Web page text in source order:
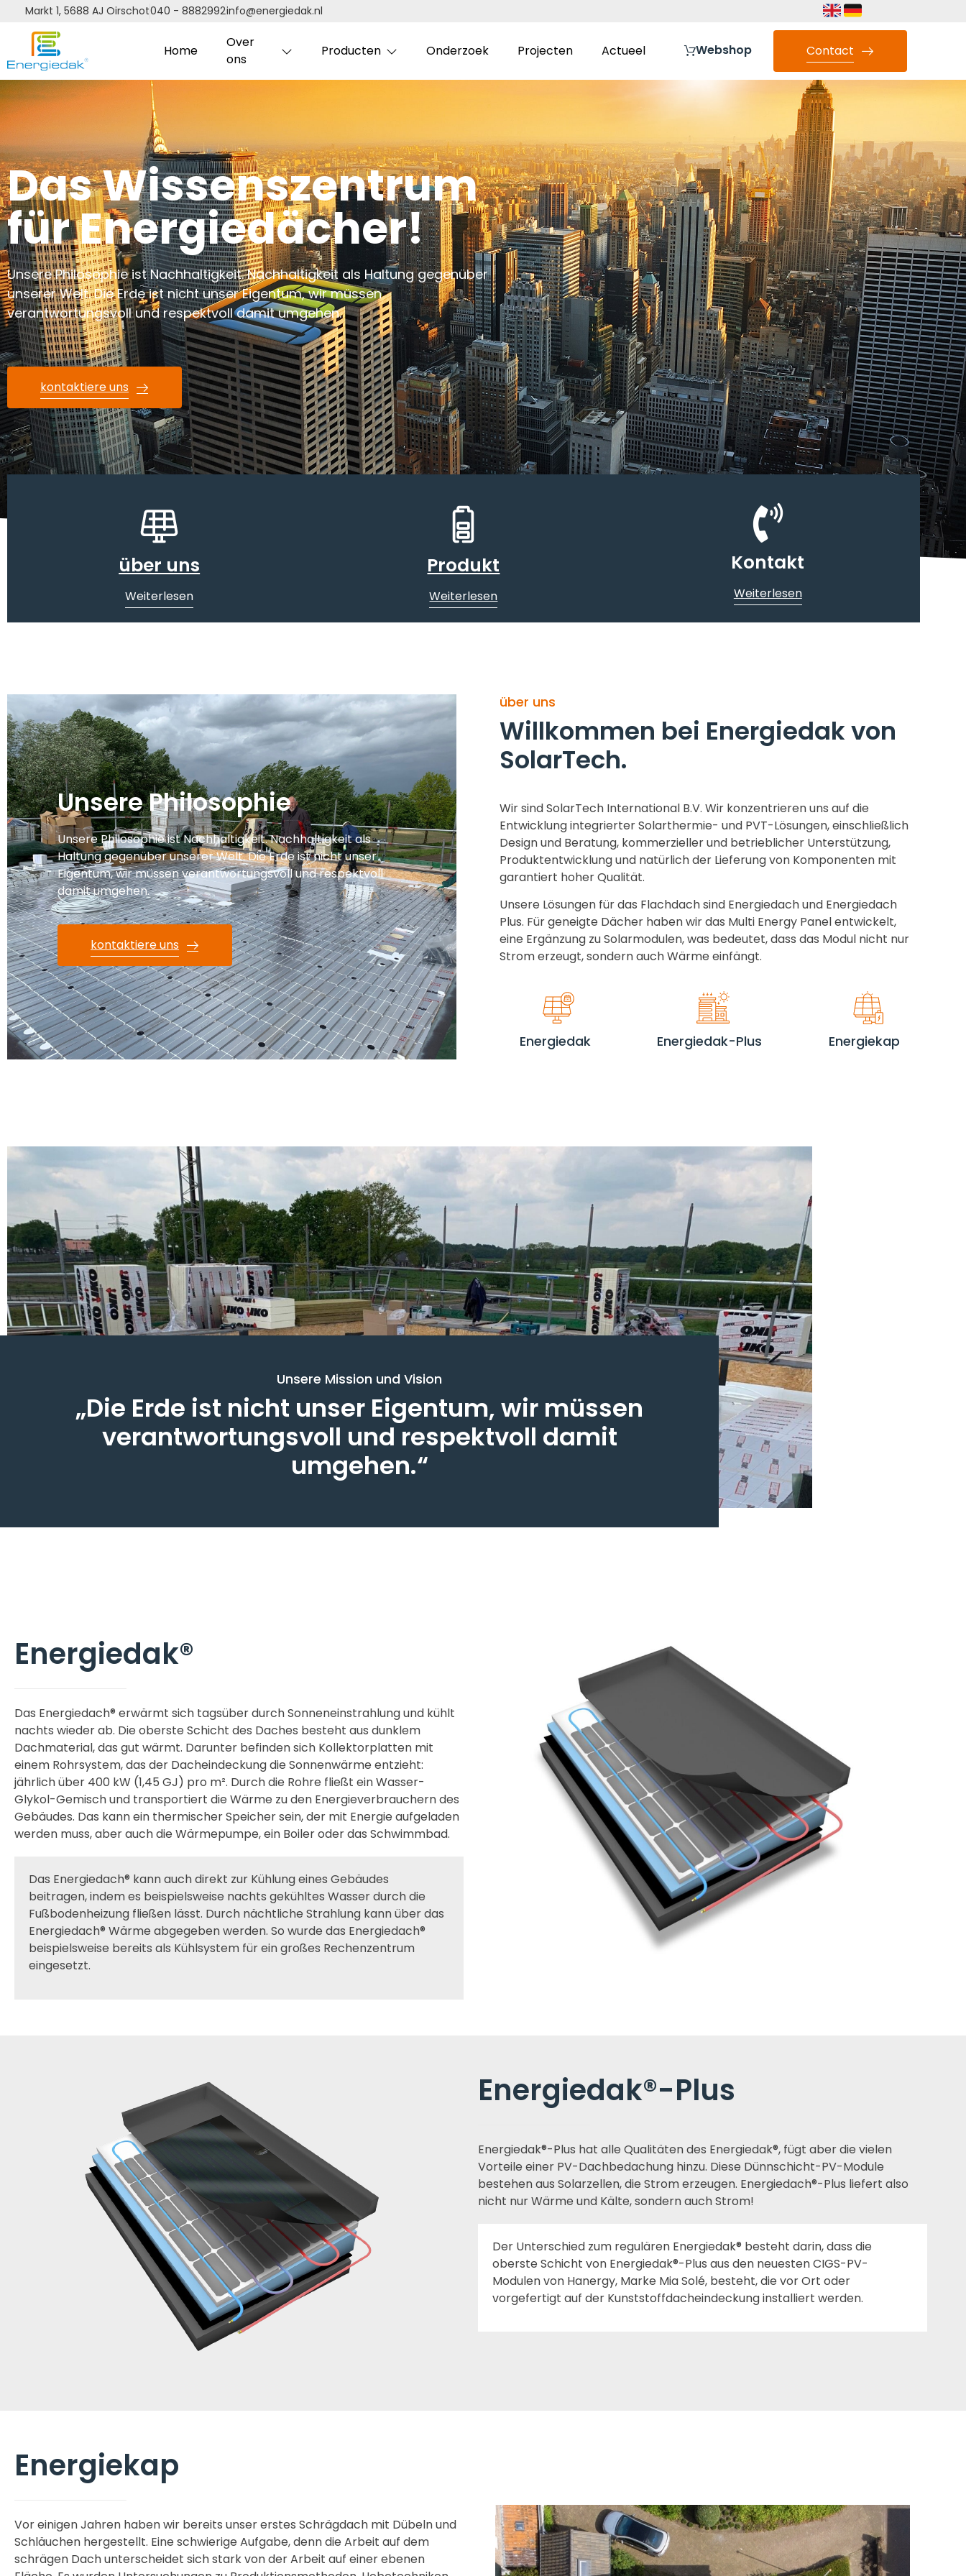
Markt 1, 5688 AJ Oirschot040 - 8882992info@energiedak.nl
Home
Over
ons
Producten Onderzoek Projecten Actueel Webshop Contact
Das Wissenszentrum
für Energiedächer!
Unsere Philosophie ist Nachhaltigkeit. Nachhaltigkeit als Haltung gegenüber
unserer Welt. Die Erde ist nicht unser Eigentum, wir müssen
verantwortungsvoll und respektvoll damit umgehen.
kontaktiere uns
über uns
Weiterlesen
Produkt
Weiterlesen
Kontakt
Weiterlesen
Unsere Philosophie
Unsere Philosophie ist Nachhaltigkeit. Nachhaltigkeit als
Haltung gegenüber unserer Welt. Die Erde ist nicht unser
Eigentum, wir müssen verantwortungsvoll und respektvoll
damit umgehen.
kontaktiere uns
über uns
Willkommen bei Energiedak von
SolarTech.
Wir sind SolarTech International B.V. Wir konzentrieren uns auf die
Entwicklung integrierter Solarthermie- und PVT-Lösungen, einschließlich
Design und Beratung, kommerzieller und betrieblicher Unterstützung,
Produktentwicklung und natürlich der Lieferung von Komponenten mit
garantiert hoher Qualität.
Unsere Lösungen für das Flachdach sind Energiedach und Energiedach
Plus. Für geneigte Dächer haben wir das Multi Energy Panel entwickelt,
eine Ergänzung zu Solarmodulen, was bedeutet, dass das Modul nicht nur
Strom erzeugt, sondern auch Wärme einfängt.
Energiedak Energiedak-Plus Energiekap
Unsere Mission und Vision
„Die Erde ist nicht unser Eigentum, wir müssen
verantwortungsvoll und respektvoll damit
umgehen.“
Energiedak®
Das Energiedach® erwärmt sich tagsüber durch Sonneneinstrahlung und kühlt
nachts wieder ab. Die oberste Schicht des Daches besteht aus dunklem
Dachmaterial, das gut wärmt. Darunter befinden sich Kollektorplatten mit
einem Rohrsystem, das der Dacheindeckung die Sonnenwärme entzieht:
jährlich über 400 kW (1,45 GJ) pro m². Durch die Rohre fließt ein Wasser-
Glykol-Gemisch und transportiert die Wärme zu den Energieverbrauchern des
Gebäudes. Das kann ein thermischer Speicher sein, der mit Energie aufgeladen
werden muss, aber auch die Wärmepumpe, ein Boiler oder das Schwimmbad.
Das Energiedach® kann auch direkt zur Kühlung eines Gebäudes
beitragen, indem es beispielsweise nachts gekühltes Wasser durch die
Fußbodenheizung fließen lässt. Durch nächtliche Strahlung kann über das
Energiedach® Wärme abgegeben werden. So wurde das Energiedach®
beispielsweise bereits als Kühlsystem für ein großes Rechenzentrum
eingesetzt.
Energiedak®-Plus
Energiedak®-Plus hat alle Qualitäten des Energiedak®, fügt aber die vielen
Vorteile einer PV-Dachbedachung hinzu. Diese Dünnschicht-PV-Module
bestehen aus Solarzellen, die Strom erzeugen. Energiedach®-Plus liefert also
nicht nur Wärme und Kälte, sondern auch Strom!
Der Unterschied zum regulären Energiedak® besteht darin, dass die
oberste Schicht von Energiedak®-Plus aus den neuesten CIGS-PV-
Modulen von Hanergy, Marke Mia Solé, besteht, die vor Ort oder
vorgefertigt auf der Kunststoffdacheindeckung installiert werden.
Energiekap
Vor einigen Jahren haben wir bereits unser erstes Schrägdach mit Dübeln und
Schläuchen hergestellt. Eine schwierige Aufgabe, denn die Arbeit auf dem
schrägen Dach unterscheidet sich stark von der Arbeit auf einer ebenen